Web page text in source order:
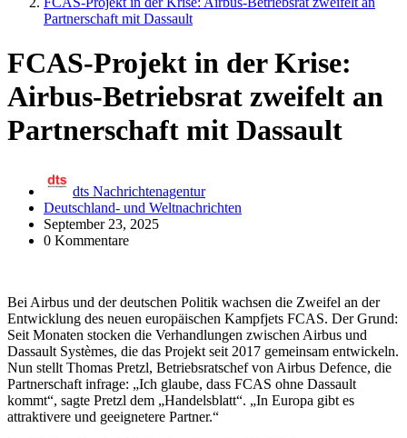
Partnerschaft mit Dassault
FCAS-Projekt in der Krise:
Airbus-Betriebsrat zweifelt an
Partnerschaft mit Dassault
dts Nachrichtenagentur
Deutschland- und Weltnachrichten
September 23, 2025
0 Kommentare
Bei Airbus und der deutschen Politik wachsen die Zweifel an der
Entwicklung des neuen europäischen Kampfjets FCAS. Der Grund:
Seit Monaten stocken die Verhandlungen zwischen Airbus und
Dassault Systèmes, die das Projekt seit 2017 gemeinsam entwickeln.
Nun stellt Thomas Pretzl, Betriebsratschef von Airbus Defence, die
Partnerschaft infrage: „Ich glaube, dass FCAS ohne Dassault
kommt“, sagte Pretzl dem „Handelsblatt“. „In Europa gibt es
attraktivere und geeignetere Partner.“